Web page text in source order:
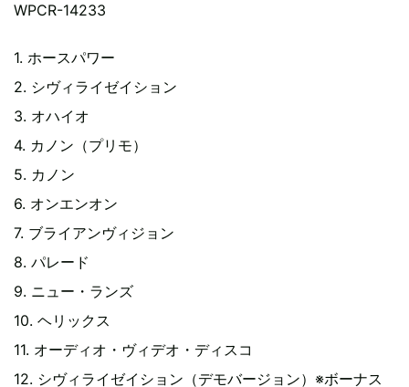
WPCR-14233
1. ホースパワー
2. シヴィライゼイション
3. オハイオ
4. カノン（プリモ）
5. カノン
6. オンエンオン
7. ブライアンヴィジョン
8. パレード
9. ニュー・ランズ
10. ヘリックス
11. オーディオ・ヴィデオ・ディスコ
12. シヴィライゼイション（デモバージョン）※ボーナス